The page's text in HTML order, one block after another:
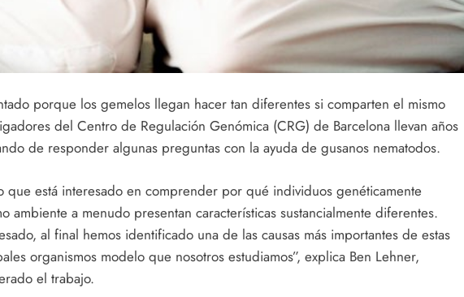
porque los gemelos llegan hacer tan diferentes si comparten el mismo
del Centro de Regulación Genómica (CRG) de Barcelona llevan años
de responder algunas preguntas con la ayuda de gusanos nematodos.
que está interesado en comprender por qué individuos genéticamente
ambiente a menudo presentan características sustancialmente diferentes.
al final hemos identificado una de las causas más importantes de estas
organismos modelo que nosotros estudiamos”, explica Ben Lehner,
el trabajo.